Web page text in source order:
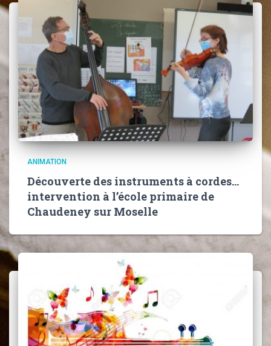
ANIMATION
Découverte des instruments à cordes…
intervention à l’école primaire de
Chaudeney sur Moselle